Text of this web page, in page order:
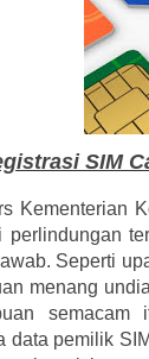
SIM
Kementerian
perlindungan
Seperti
menang
data pemilik